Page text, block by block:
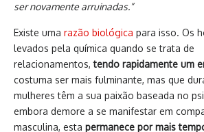
ser novamente arruinadas.”
Existe uma razão biológica para isso. Os
levados pela química quando se trata de
relacionamentos,tendo rapidamente um
costuma ser mais fulminante, mas que
mulheres têm a sua paixão baseada no
embora demore a se manifestar em
masculina, esta permanece por mais